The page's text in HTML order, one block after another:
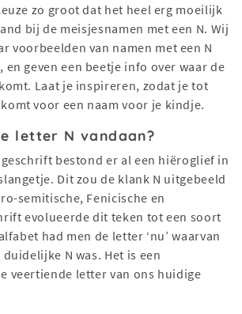
zo groot dat het heel erg moeilijk
bij de meisjesnamen met een N. Wij
voorbeelden van namen met een N
en geven een beetje info over waar de
Laat je inspireren, zodat je tot
voor een naam voor je kindje.
letter N vandaan?
bestond er al een hiëroglief in
Dit zou de klank N uitgebeeld
semitische, Fenicische en
evolueerde dit teken tot een soort
had men de letter ‘nu’ waarvan
N was. Het is een
veertiende letter van ons huidige